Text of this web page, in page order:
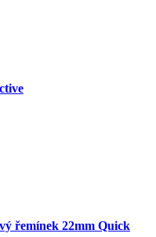
řemínek 22mm Quick